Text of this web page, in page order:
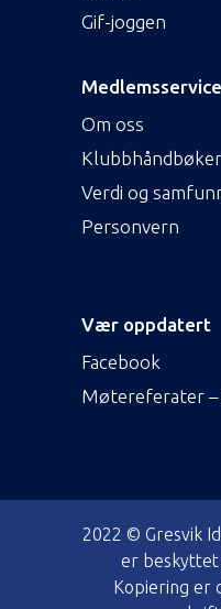
Gif-joggen
Medlemsservice
Om oss
Klubbhåndbøker
Verdi og
Personvern
Vær oppdatert
Facebook
Møtereferater –
2022 © Gresvik
er beskyttet
Kopiering er